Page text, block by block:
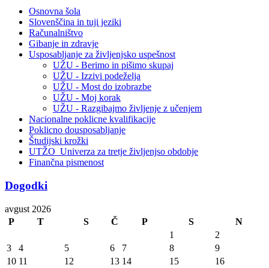
Osnovna šola
Slovenščina in tuji jeziki
Računalništvo
Gibanje in zdravje
Usposabljanje za življenjsko uspešnost
UŽU - Berimo in pišimo skupaj
UŽU - Izzivi podeželja
UŽU - Most do izobrazbe
UŽU - Moj korak
UŽU - Razgibajmo življenje z učenjem
Nacionalne poklicne kvalifikacije
Poklicno dousposabljanje
Študijski krožki
UTŽO_Univerza za tretje življenjso obdobje
Finančna pismenost
Dogodki
avgust 2026
P
T S Č P S
N
1
2
3
4 5 6 7 8
9
10 11 12 13 14 15 16